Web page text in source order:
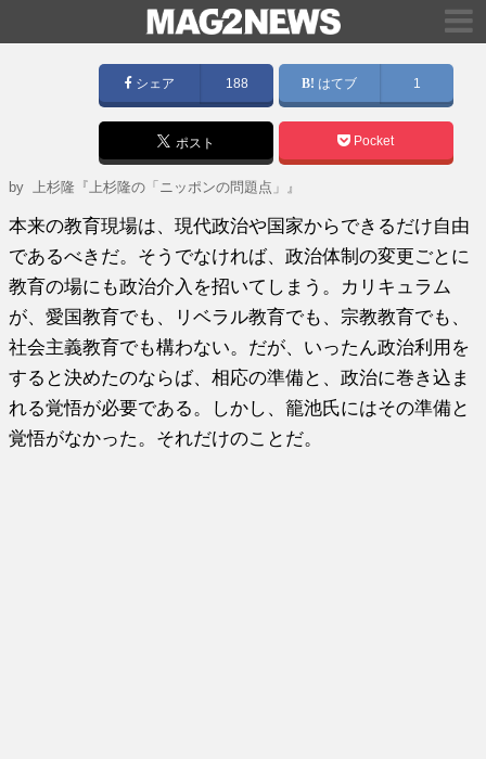
シェア 188 はてブ 1
ポスト Pocket
by上杉隆『上杉隆の「ニッポンの問題点」』
本来の教育現場は、現代政治や国家からできるだけ自由
であるべきだ。そうでなければ、政治体制の変更ごとに
教育の場にも政治介入を招いてしまう。カリキュラム
が、愛国教育でも、リベラル教育でも、宗教教育でも、
社会主義教育でも構わない。だが、いったん政治利用を
すると決めたのならば、相応の準備と、政治に巻き込ま
れる覚悟が必要である。しかし、籠池氏にはその準備と
覚悟がなかった。それだけのことだ。